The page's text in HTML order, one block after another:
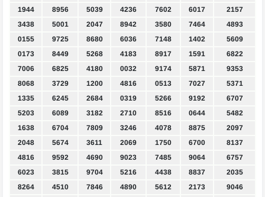
1944
8956 5039 4236 7602 6017
2157
3438
5001 2047 8942 3580 7464
4893
0155
9725 8680 6036 7148 1402
5609
0173
8449 5268 4183 8917 1591
6822
7006
6825 4180 0032 9174 5871
9353
8068
3729 1200 4816 0513 7027
5371
1335
6245 2684 0319 5266 9192
6707
5203
6089 3182 2710 8516 0644
5482
1638
6704 7809 3246 4078 8875
2097
2048
5674 3611 2069 1750 6700
8137
4816
9592 4690 9023 7485 9064
6757
6023
3815 9704 5216 4438 8837
2035
8264
4510 7846 4890 5612 2173
9046